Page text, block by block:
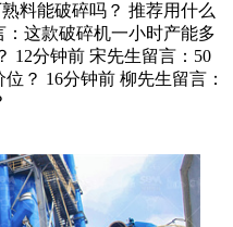
料能破碎吗？ 推荐用什么
这款破碎机一小时产能多
12分钟前 宋先生留言：50
？ 16分钟前 柳先生留言：